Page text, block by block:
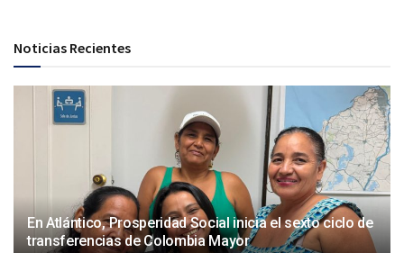
Noticias Recientes
En Atlántico, Prosperidad Social inicia el sexto ciclo de
transferencias de Colombia Mayor